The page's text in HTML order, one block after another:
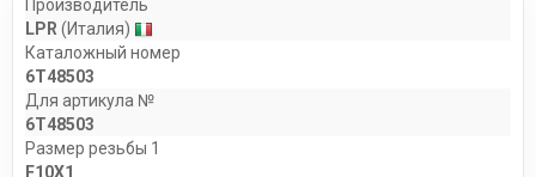
Производитель
LPR (Италия)
Каталожный номер
6T48503
Для артикула №
6T48503
Размер резьбы 1
F10X1